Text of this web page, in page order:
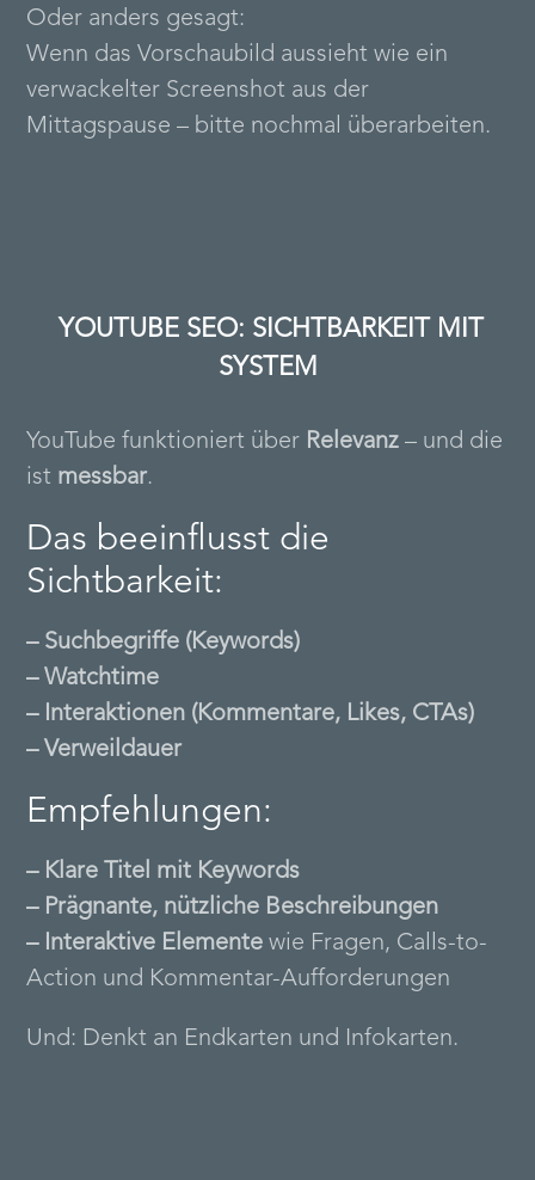
Oder anders gesagt:
Wenn das Vorschaubild aussieht wie ein
verwackelter Screenshot aus der
Mittagspause – bitte nochmal überarbeiten.
YOUTUBE SEO: SICHTBARKEIT MIT
SYSTEM
YouTube funktioniert über Relevanz – und die
ist messbar.
Das beeinflusst die
Sichtbarkeit:
– Suchbegriffe (Keywords)
– Watchtime
– Interaktionen (Kommentare, Likes, CTAs)
– Verweildauer
Empfehlungen:
– Klare Titel mit Keywords
– Prägnante, nützliche Beschreibungen
– Interaktive Elemente wie Fragen, Calls-to-
Action und Kommentar-Aufforderungen
Und: Denkt an Endkarten und Infokarten.